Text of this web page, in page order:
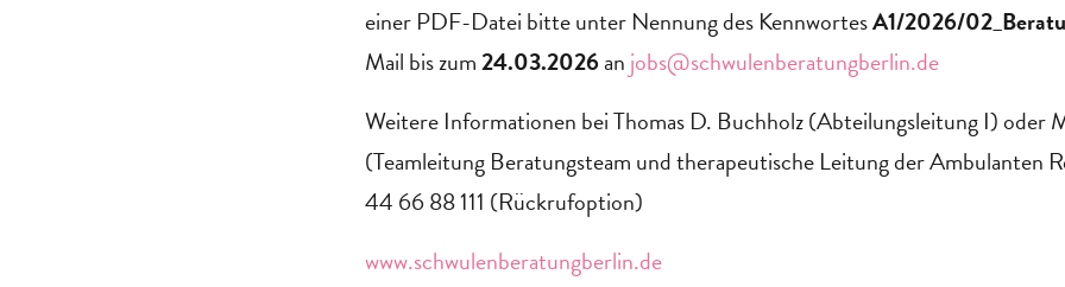
einer PDF-Datei bitte unter Nennung des KennwortesA1/2026/
Mail bis zum24.03.2026an jobs@schwulenberatungberlin.de
Weitere Informationen bei Thomas D. Buchholz (Abteilungsleitung I) oder
(Teamleitung Beratungsteam und therapeutische Leitung der Ambulanten
44 66 88 111 (Rückrufoption)
www.schwulenberatungberlin.de